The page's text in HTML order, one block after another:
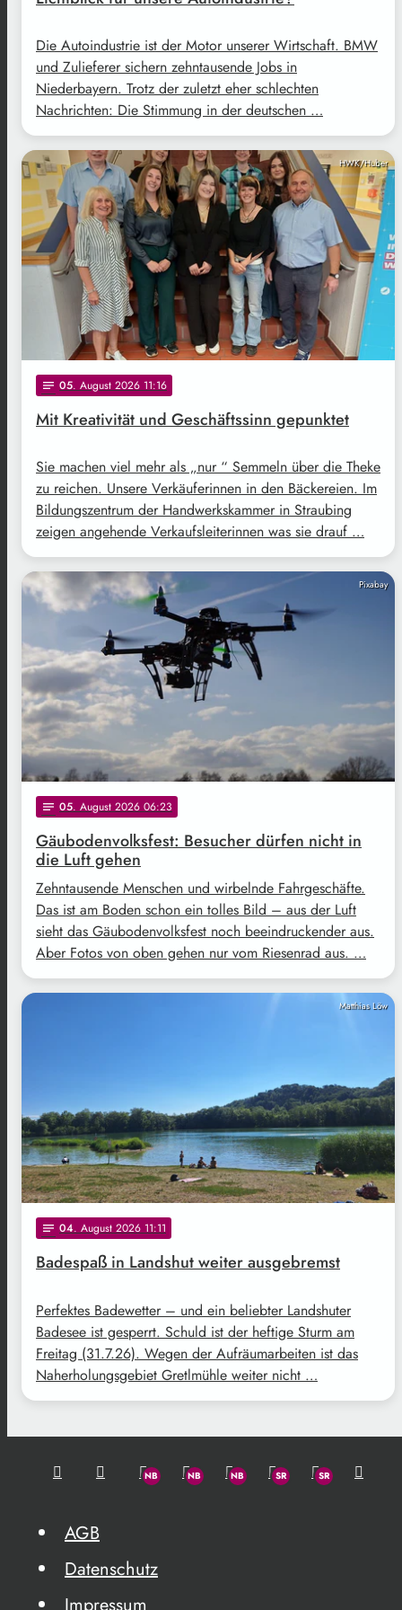
Die Autoindustrie ist der Motor unserer Wirtschaft. BMW
und Zulieferer sichern zehntausende Jobs in
Niederbayern. Trotz der zuletzt eher schlechten
Nachrichten: Die Stimmung in der deutschen …
HWK/Huber
notes 05. August 2026 11:16
Mit Kreativität und Geschäftssinn gepunktet
Sie machen viel mehr als „nur “ Semmeln über die Theke
zu reichen. Unsere Verkäuferinnen in den Bäckereien. Im
Bildungszentrum der Handwerkskammer in Straubing
zeigen angehende Verkaufsleiterinnen was sie drauf …
Pixabay
notes 05. August 2026 06:23
Gäubodenvolksfest: Besucher dürfen nicht in
die Luft gehen
Zehntausende Menschen und wirbelnde Fahrgeschäfte.
Das ist am Boden schon ein tolles Bild – aus der Luft
sieht das Gäubodenvolksfest noch beeindruckender aus.
Aber Fotos von oben gehen nur vom Riesenrad aus. …
Matthias Löw
notes 04. August 2026 11:11
Badespaß in Landshut weiter ausgebremst
Perfektes Badewetter – und ein beliebter Landshuter
Badesee ist gesperrt. Schuld ist der heftige Sturm am
Freitag (31.7.26). Wegen der Aufräumarbeiten ist das
Naherholungsgebiet Gretlmühle weiter nicht …
AGB
Datenschutz